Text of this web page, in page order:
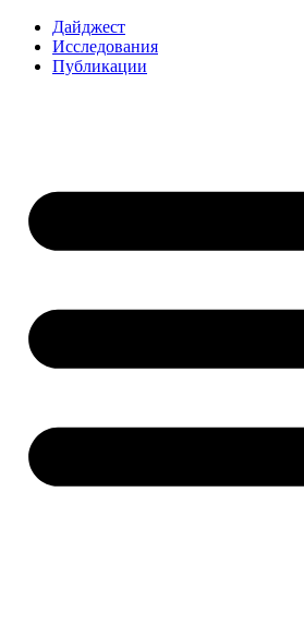
Перейти
содержимому
Дайджест
Исследования
Публикации